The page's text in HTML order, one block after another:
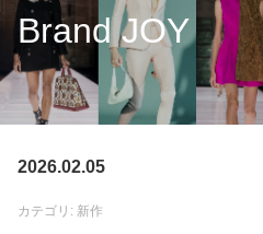
Brand JOY
2026.02.05
カテゴリ: 新作